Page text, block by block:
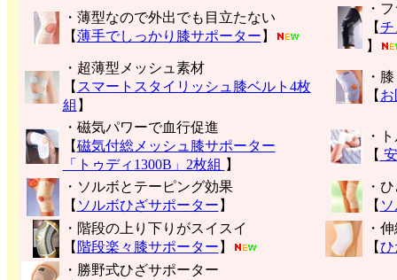
・薄型なので外出でも目立たない
【薄手でしっかり膝サポーター 】
・
【チ
】
・超薄型メッシュ素材
【 スマートスタイリッシュ膝ベルト4枚
組 】
・
【
・磁気パワーで血行促進
【磁気付総メッシュ膝サポーター
「トゥディ1300B」2枚組 】
・
【
・ソルボとテーピング効果
【 ソルボひざサポーター 】
・
【
・階段の上り下りがスイスイ
【 階段楽々膝サポーター 】
・
【ひ
・勝野式ひざサポーター